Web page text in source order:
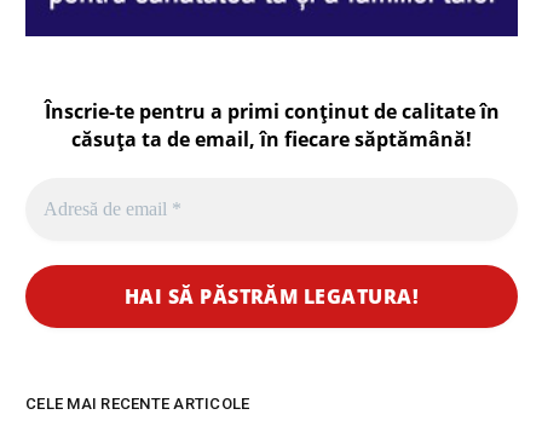
Înscrie-te pentru a primi conținut de calitate în
căsuța ta de email, în fiecaresăptămână!
CELE MAI RECENTE ARTICOLE